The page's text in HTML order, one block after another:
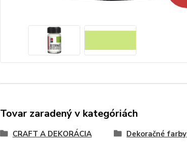
Tovar zaradený v kategóriách
CRAFT A DEKORÁCIA Dekoračné farby